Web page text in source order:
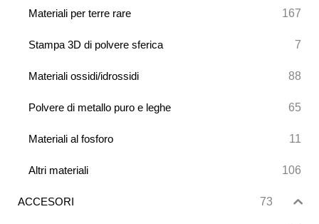
Materiali per terre rare 167
Stampa 3D di polvere sferica 7
Materiali ossidi/idrossidi 88
Polvere di metallo puro e leghe 65
Materiali al fosforo 11
Altri materiali 106
ACCESORI 73